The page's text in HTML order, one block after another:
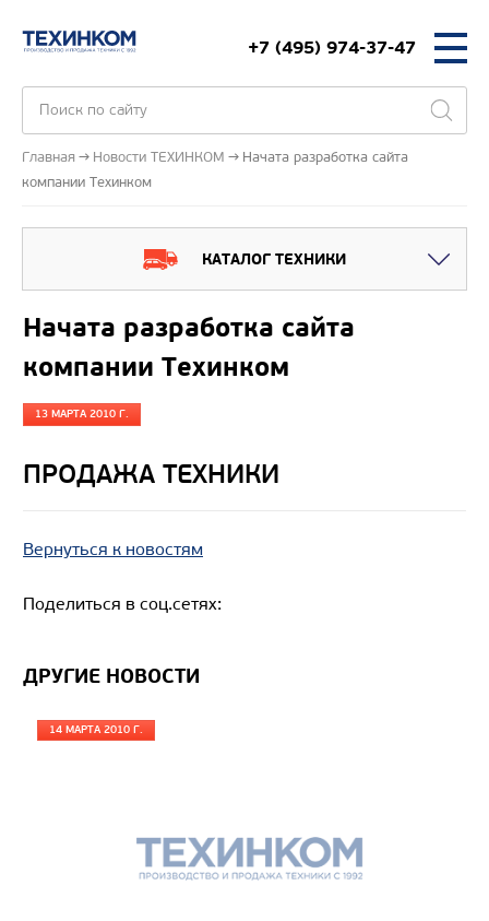
+7 (495) 974-37-47
Главная Новости ТЕХИНКОМ
Начата разработка сайта
компании Техинком
КАТАЛОГ ТЕХНИКИ
Начата разработка сайта
компании Техинком
13 МАРТА 2010 Г.
ПРОДАЖА ТЕХНИКИ
Вернуться к новостям
Поделиться в соц.сетях:
ДРУГИЕ НОВОСТИ
14 МАРТА 2010 Г.